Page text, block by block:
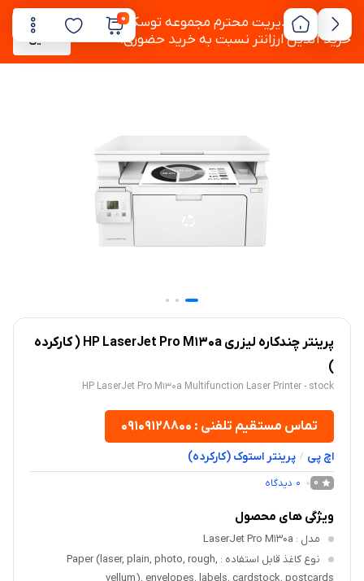
به دستور مدیریت محترم مجموعه توسکام ،
خرید آنلاین ارزانتر نسبت به خرید حضوری.
پشتیبانی
آنلاین
0
پرینتر چندکاره لیزری HP LaserJet Pro M130a ( کارکرده
)
HP LaserJet Pro M130a Multifunction Laser Printer - stock
تماس مستقیم تلفنی : ۰۹۱۰۹۱۲۸۸۰۰
اچ پی / پرینتر استوک (کارکرده)
0
0 دیدگاه
ویژگی های محصول
مدل : LaserJet Pro M130a
نوع کاغذ قابل استفاده
: Paper (laser, plain, photo, rough,
vellum), envelopes, labels, cardstock, postcards